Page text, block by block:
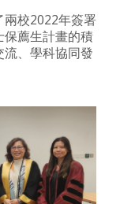
兩校2022年簽署
薦生計畫的積
、學科協同發